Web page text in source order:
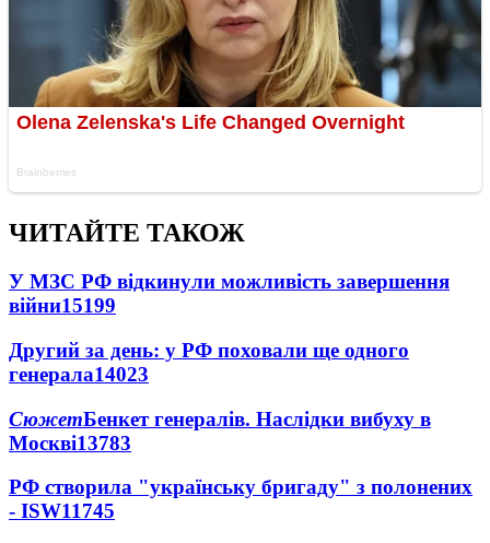
ЧИТАЙТЕ ТАКОЖ
У МЗС РФ відкинули можливість завершення
війни15199
Другий за день: у РФ поховали ще одного
генерала14023
СюжетБенкет генералів. Наслідки вибуху в
Москві13783
РФ створила "українську бригаду" з полонених
- ISW11745